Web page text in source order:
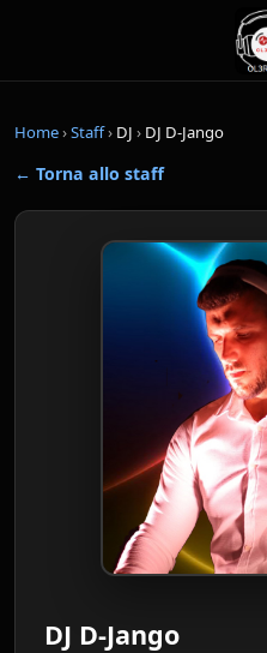
Home›Staff› DJ › DJ D-Jango
← Torna allo staff
DJ D-Jango